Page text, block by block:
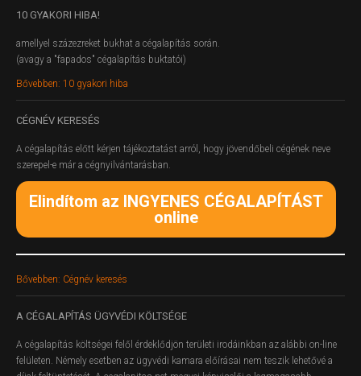
10 GYAKORI HIBA!
amellyel százezreket bukhat a cégalapítás során.
(avagy a "fapados" cégalapítás buktatói)
Bővebben: 10 gyakori hiba
CÉGNÉV KERESÉS
A cégalapítás előtt kérjen tájékoztatást arról, hogy jövendőbeli cégének neve
szerepel-e már a cégnyilvántarásban.
Elindítom az INGYENES CÉGALAPÍTÁST
online
Bővebben: Cégnév keresés
A CÉGALAPÍTÁS ÜGYVÉDI KÖLTSÉGE
A cégalapítás költségei felől érdeklődjön területi irodáinkban az alábbi on-line
felületen. Némely esetben az ügyvédi kamara előírásai nem teszik lehetővé a